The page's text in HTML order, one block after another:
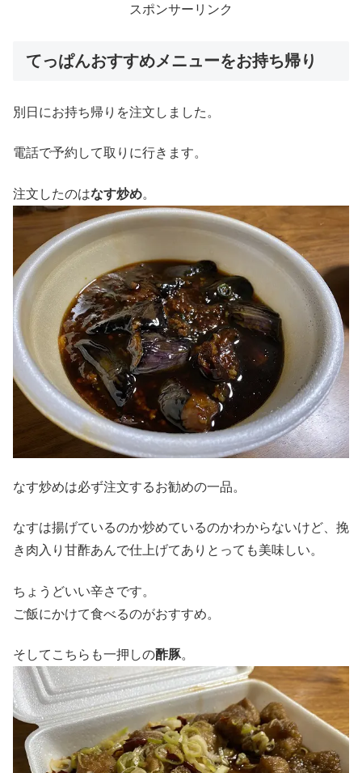
スポンサーリンク
てっぱんおすすめメニューをお持ち帰り
別日にお持ち帰りを注文しました。
電話で予約して取りに行きます。
注文したのはなす炒め。
なす炒めは必ず注文するお勧めの一品。
なすは揚げているのか炒めているのかわからないけど、挽
き肉入り甘酢あんで仕上げてありとっても美味しい。
ちょうどいい辛さです。
ご飯にかけて食べるのがおすすめ。
そしてこちらも一押しの酢豚。